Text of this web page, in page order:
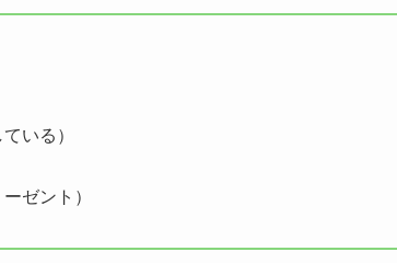
いる）
ゼント）